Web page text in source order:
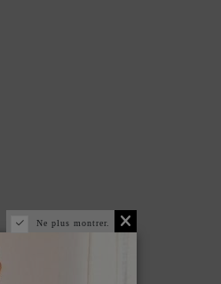
Ne plus montrer.